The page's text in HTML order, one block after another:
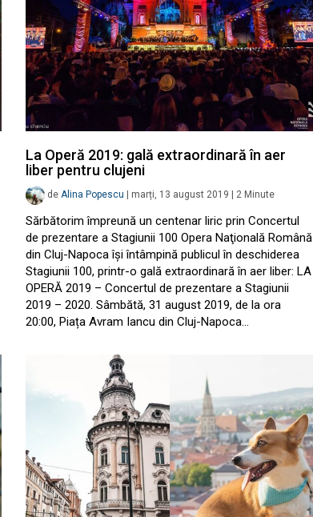
La Operă 2019: gală extraordinară în aer
liber pentru clujeni
de Alina Popescu marți, 13 august 2019 2 Minute
Sărbătorim împreună un centenar liric prin Concertul
de prezentare a Stagiunii 100 Opera Naţională Română
din Cluj-Napoca își întâmpină publicul în deschiderea
Stagiunii 100, printr-o gală extraordinară în aer liber: LA
OPERĂ 2019 – Concertul de prezentare a Stagiunii
2019 – 2020. Sâmbătă, 31 august 2019, de la ora
20:00, Piața Avram Iancu din Cluj-Napoca…